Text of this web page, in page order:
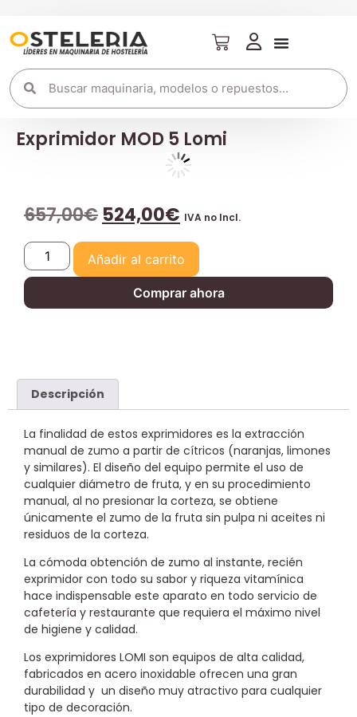
Exprimidor MOD 5 Lomi
657,00€ 524,00€ IVA no Incl.
Añadir al carrito
Comprar ahora
Descripción
La finalidad de estos exprimidores es la extracción
manual de zumo a partir de cítricos (naranjas, limones
y similares). El diseño del equipo permite el uso de
cualquier diámetro de fruta, y en su procedimiento
manual, al no presionar la corteza, se obtiene
únicamente el zumo de la fruta sin pulpa ni aceites ni
residuos de la corteza.
La cómoda obtención de zumo al instante, recién
exprimidor con todo su sabor y riqueza vitamínica
hace indispensable este aparato en todo servicio de
cafetería y restaurante que requiera el máximo nivel
de higiene y calidad.
Los exprimidores LOMI son equipos de alta calidad,
fabricados en acero inoxidable ofrecen una gran
durabilidad y un diseño muy atractivo para cualquier
tipo de decoración.